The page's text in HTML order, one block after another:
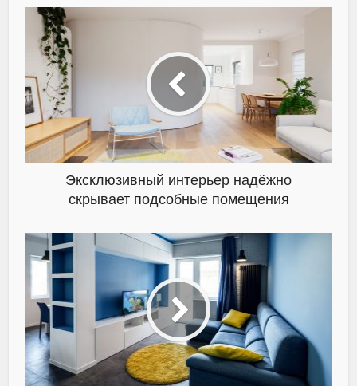
Эксклюзивный интерьер надёжно
скрывает подсобные помещения